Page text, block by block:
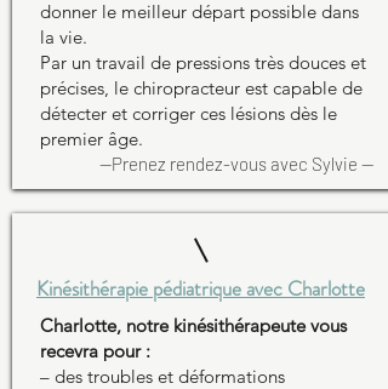
donner le meilleur départ possible dans
la vie.
Par un travail de pressions très douces et
précises, le chiropracteur est capable de
détecter et corriger ces lésions dès le
premier âge.
--Prenez rendez-vous avec Sylvie --
Kinésithérapie pédiatrique avec Charlotte
Charlotte, notre kinésithérapeute vous
recevra pour :
– des troubles et déformations